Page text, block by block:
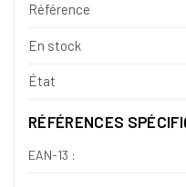
Référence
En stock
État
RÉFÉRENCES
EAN-13 :